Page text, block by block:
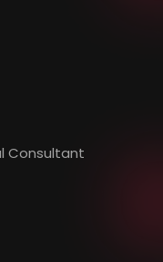
Consultant